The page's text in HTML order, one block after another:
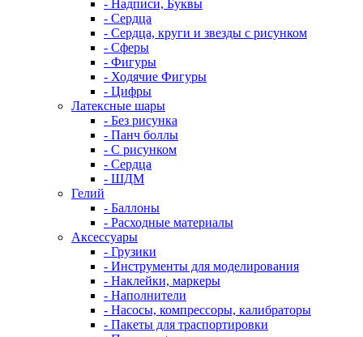
- Надписи, Буквы
- Сердца
- Сердца, круги и звезды с рисунком
- Сферы
- Фигуры
- Ходячие Фигуры
- Цифры
Латексные шары
- Без рисунка
- Панч боллы
- С рисунком
- Сердца
- ШДМ
Гелий
- Баллоны
- Расходные материалы
Аксессуары
- Грузики
- Инструменты для моделирования
- Наклейки, маркеры
- Наполнители
- Насосы, компрессоры, калибраторы
- Пакеты для траспортировки